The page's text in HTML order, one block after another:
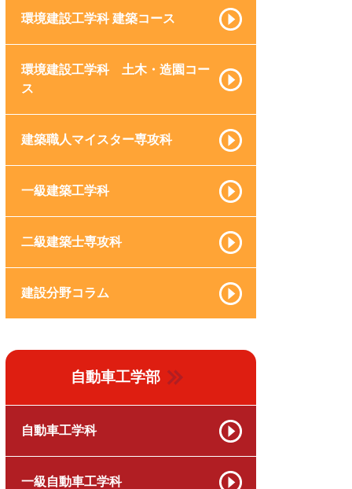
環境建設工学科 建築コース
環境建設工学科 土木・造園コー
ス
建築職人マイスター専攻科
一級建築工学科
二級建築士専攻科
建設分野コラム
自動車工学部
自動車工学科
一級自動車工学科